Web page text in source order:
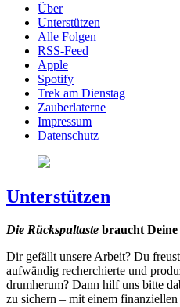
Über
Unterstützen
Alle Folgen
RSS-Feed
Apple
Spotify
Trek am Dienstag
Zauberlaterne
Impressum
Datenschutz
Unterstützen
Die Rückspultaste braucht
Dir gefällt unsere Arbeit? Du
aufwändig recherchierte und
drumherum? Dann hilf uns bitte
zu sichern – mit einem